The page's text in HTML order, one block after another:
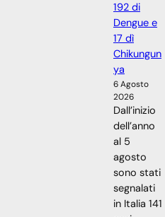
192 di
Dengue e
17 dì
Chikungun
ya
6 Agosto
2026
Dall’inizio
dell’anno
al 5
agosto
sono stati
segnalati
in Italia 141